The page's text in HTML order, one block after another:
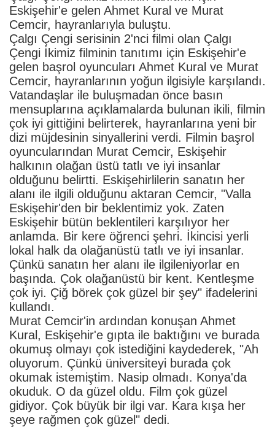
Eskişehir'e gelen Ahmet Kural ve Murat
Cemcir, hayranlarıyla buluştu.
Çalgı Çengi serisinin 2'nci filmi olan Çalgı
Çengi İkimiz filminin tanıtımı için Eskişehir'e
gelen başrol oyuncuları Ahmet Kural ve Murat
Cemcir, hayranlarının yoğun ilgisiyle karşılandı.
Vatandaşlar ile buluşmadan önce basın
mensuplarına açıklamalarda bulunan ikili, filmin
çok iyi gittiğini belirterek, hayranlarına yeni bir
dizi müjdesinin sinyallerini verdi. Filmin başrol
oyuncularından Murat Cemcir, Eskişehir
halkının olağan üstü tatlı ve iyi insanlar
olduğunu belirtti. Eskişehirlilerin sanatın her
alanı ile ilgili olduğunu aktaran Cemcir, "Valla
Eskişehir'den bir beklentimiz yok. Zaten
Eskişehir bütün beklentileri karşılıyor her
anlamda. Bir kere öğrenci şehri. İkincisi yerli
lokal halk da olağanüstü tatlı ve iyi insanlar.
Çünkü sanatın her alanı ile ilgileniyorlar en
başında. Çok olağanüstü bir kent. Kentleşme
çok iyi. Çiğ börek çok güzel bir şey" ifadelerini
kullandı.
Murat Cemcir'in ardından konuşan Ahmet
Kural, Eskişehir'e gıpta ile baktığını ve burada
okumuş olmayı çok istediğini kaydederek, "Ah
oluyorum. Çünkü üniversiteyi burada çok
okumak istemiştim. Nasip olmadı. Konya'da
okuduk. O da güzel oldu. Film çok güzel
gidiyor. Çok büyük bir ilgi var. Kara kışa her
şeye rağmen çok güzel" dedi.